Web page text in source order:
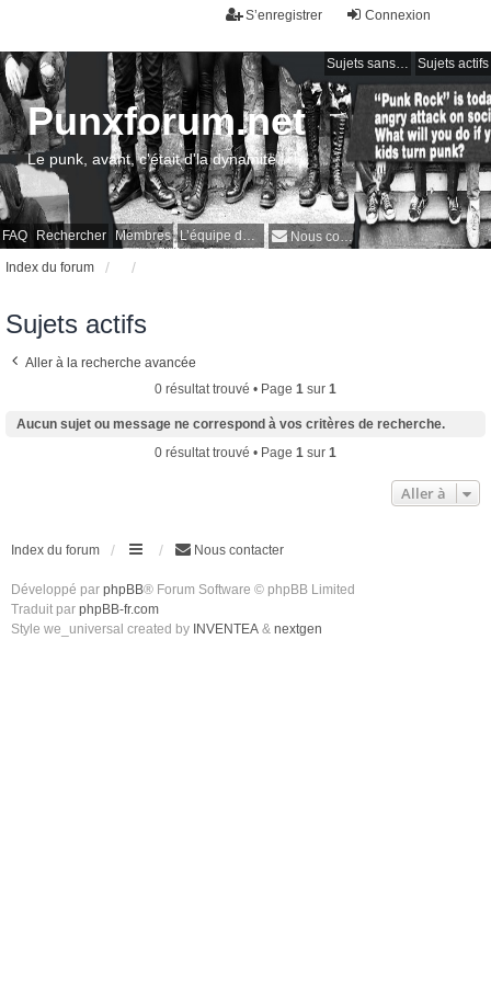
Connexion
S’enregistrer
Sujets sans réponse Sujets actifs
FAQ Rechercher Membres L’équipe du forum Nous contacter
Punxforum.net
Le punk, avant, c'était d'la dynamite !
Index du forum
Sujets actifs
Aller à la recherche avancée
0 résultat trouvé • Page 1 sur 1
Aucun sujet ou message ne correspond à vos critères de recherche.
0 résultat trouvé • Page 1 sur 1
Aller à
Index du forum Nous contacter
Développé par phpBB® Forum Software © phpBB Limited
Traduit par phpBB-fr.com
Style we_universal created by INVENTEA & nextgen